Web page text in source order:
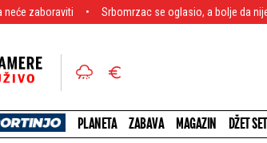
Srbomrzac se oglasio, a bolje da nije! Fašistički
PLANETA ZABAVA MAGAZIN DŽET SET